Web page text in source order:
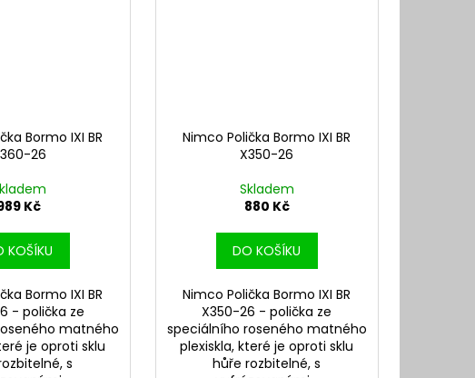
Bormo IXI BR
26
Kč
KOŠÍKU
Bormo IXI BR
- polička ze
matného
je oproti sklu
s
Nimco Polička Bormo IXI BR
X350-26
Skladem
880 Kč
DO KOŠÍKU
Nimco Polička Bormo IXI BR
X350-26 - polička ze
speciálního roseného matného
plexiskla, které je oproti sklu
hůře rozbitelné, s